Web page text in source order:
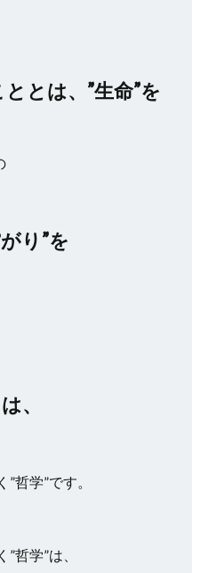
とは、”生命”を
り”を
、
哲学”です。
哲学”は、